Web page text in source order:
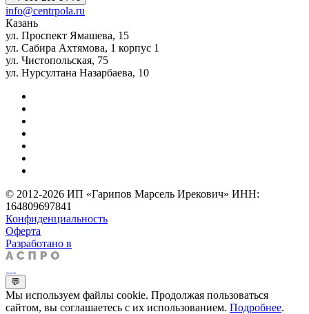
info@centrpola.ru
Казань
ул. Проспект Ямашева, 15
ул. Сабира Ахтямова, 1 корпус 1
ул. Чистопольская, 75
ул. Нурсултана Назарбаева, 10
© 2012-2026 ИП «Гарипов Марсель Ирекович» ИНН:
164809697841
Конфиденциальность
Оферта
Разработано в
💬
Мы используем файлы cookie. Продолжая пользоваться
сайтом, вы соглашаетесь с их использованием. Подробнее.